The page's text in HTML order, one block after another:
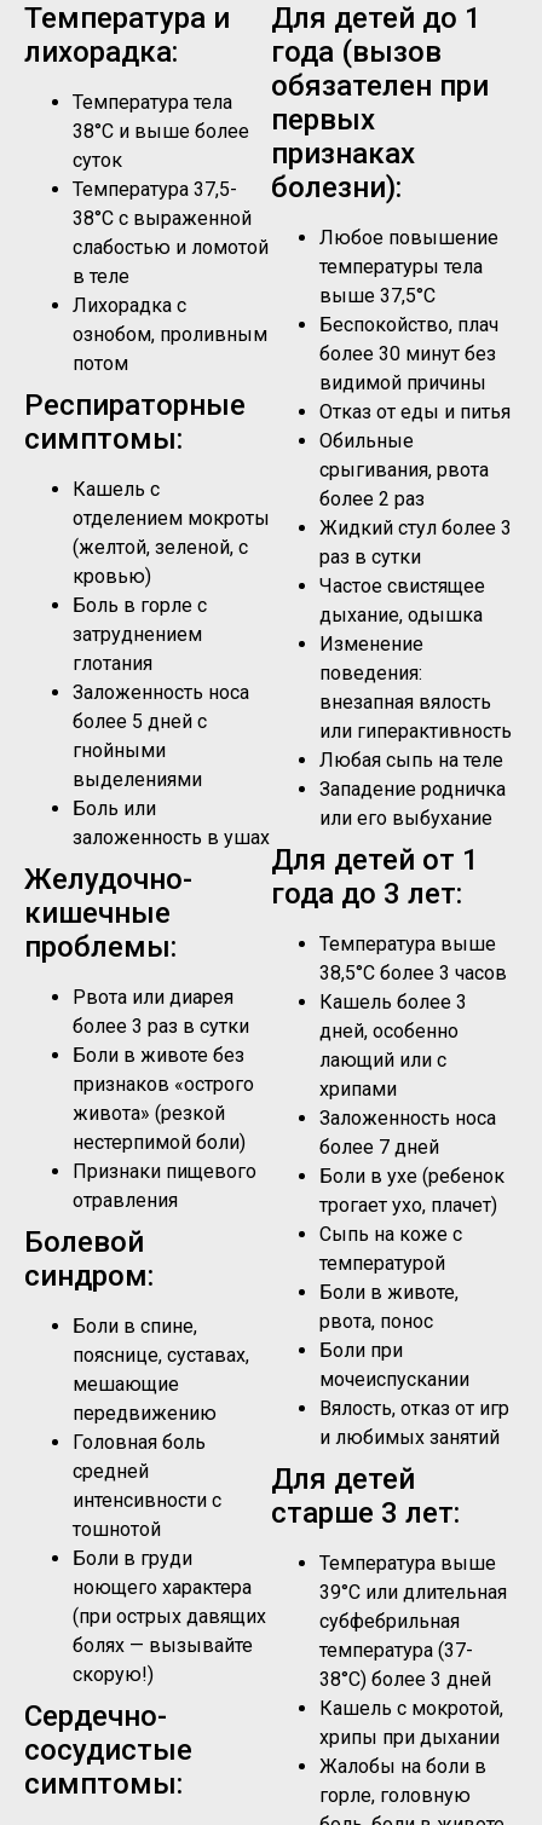
Температура и
лихорадка:
Температура тела
38°C и выше более
суток
Температура 37,5-
38°C с выраженной
слабостью и ломотой
в теле
Лихорадка с
ознобом, проливным
потом
Респираторные
симптомы:
Кашель с
отделением мокроты
(желтой, зеленой, с
кровью)
Боль в горле с
затруднением
глотания
Заложенность носа
более 5 дней с
гнойными
выделениями
Боль или
заложенность в ушах
Желудочно-
кишечные
проблемы:
Рвота или диарея
более 3 раз в сутки
Боли в животе без
признаков «острого
живота» (резкой
нестерпимой боли)
Признаки пищевого
отравления
Болевой
синдром:
Боли в спине,
пояснице, суставах,
мешающие
передвижению
Головная боль
средней
интенсивности с
тошнотой
Боли в груди
ноющего характера
(при острых давящих
болях — вызывайте
скорую!)
Сердечно-
сосудистые
симптомы:
Для детей до 1
года (вызов
обязателен при
первых
признаках
болезни):
Любое повышение
температуры тела
выше 37,5°C
Беспокойство, плач
более 30 минут без
видимой причины
Отказ от еды и питья
Обильные
срыгивания, рвота
более 2 раз
Жидкий стул более 3
раз в сутки
Частое свистящее
дыхание, одышка
Изменение
поведения:
внезапная вялость
или гиперактивность
Любая сыпь на теле
Западение родничка
или его выбухание
Для детей от 1
года до 3 лет:
Температура выше
38,5°C более 3 часов
Кашель более 3
дней, особенно
лающий или с
хрипами
Заложенность носа
более 7 дней
Боли в ухе (ребенок
трогает ухо, плачет)
Сыпь на коже с
температурой
Боли в животе,
рвота, понос
Боли при
мочеиспускании
Вялость, отказ от игр
и любимых занятий
Для детей
старше 3 лет:
Температура выше
39°C или длительная
субфебрильная
температура (37-
38°C) более 3 дней
Кашель с мокротой,
хрипы при дыхании
Жалобы на боли в
горле, головную